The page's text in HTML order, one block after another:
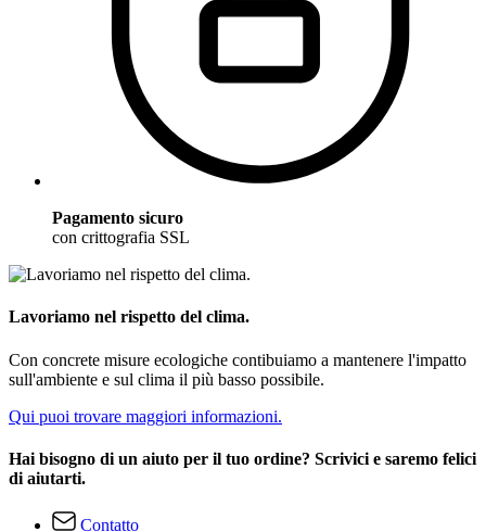
Pagamento sicuro
con crittografia SSL
Lavoriamo nel rispetto del clima.
Con concrete misure ecologiche contibuiamo a mantenere l'impatto
sull'ambiente e sul clima il più basso possibile.
Qui puoi trovare maggiori informazioni.
Hai bisogno di un aiuto per il tuo ordine? Scrivici e saremo felici
di aiutarti.
Contatto